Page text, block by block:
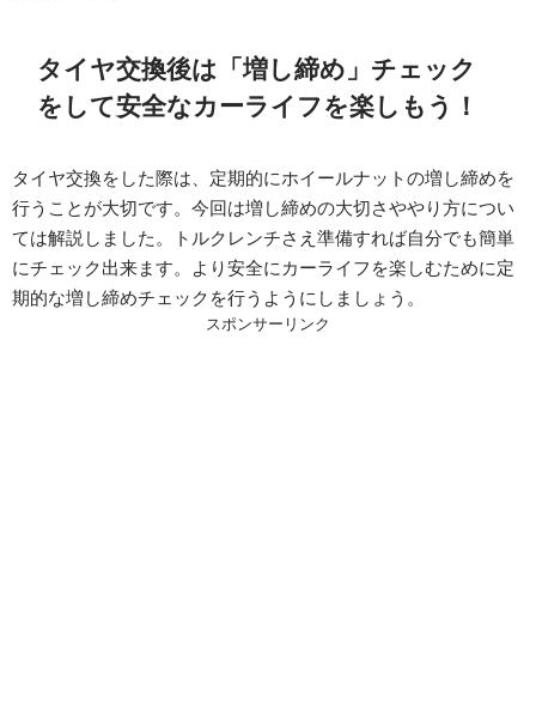
タイヤ交換後は「増し締め」チェック
をして安全なカーライフを楽しもう！
タイヤ交換をした際は、定期的にホイールナットの増し締めを
行うことが大切です。今回は増し締めの大切さややり方につい
ては解説しました。トルクレンチさえ準備すれば自分でも簡単
にチェック出来ます。より安全にカーライフを楽しむために定
期的な増し締めチェックを行うようにしましょう。
スポンサーリンク